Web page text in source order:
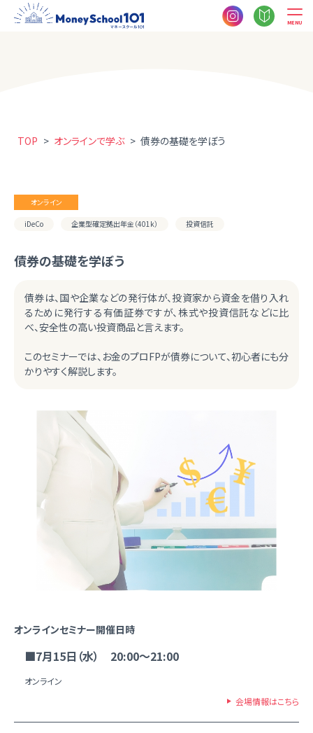
MENU
TOP > オンラインで学ぶ > 債券の基礎を学ぼう
オンライン
iDeCo 企業型確定拠出年金（401k） 投資信託
債券の基礎を学ぼう
債券は、国や企業などの発行体が、投資家から資金を借り入れ
るために発行する有価証券ですが、株式や投資信託などに比
べ、安全性の高い投資商品と言えます。
このセミナーでは、お金のプロFPが債券について、初心者にも分
かりやすく解説します。
オンラインセミナー開催日時
■7月15日（水） 20:00～21:00
オンライン
会場情報はこちら